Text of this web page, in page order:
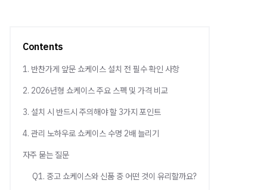
Contents
1. 반찬가게 앞문 쇼케이스 설치 전 필수 확인 사항
2. 2026년형 쇼케이스 주요 스펙 및 가격 비교
3. 설치 시 반드시 주의해야 할 3가지 포인트
4. 관리 노하우로 쇼케이스 수명 2배 늘리기
자주 묻는 질문
Q1. 중고 쇼케이스와 신품 중 어떤 것이 유리할까요?